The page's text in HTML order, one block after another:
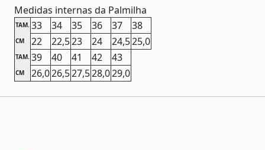
Medidas internas da Palmilha
TAM. 33 34 35 36 37 38
CM 22 22,523 24 24,525,0
TAM. 39 40 41 42 43
CM 26,026,527,528,029,0